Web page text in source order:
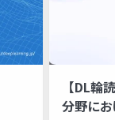
【DL輪
分野に